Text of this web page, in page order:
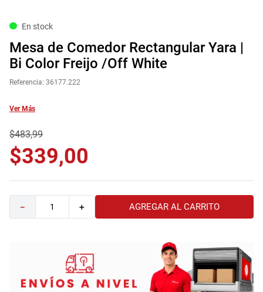
En stock
Mesa de Comedor Rectangular Yara |
Bi Color Freijo /Off White
Referencia: 36177.222
Ver Más
$483,99
$339,00
＋
－ AGREGAR AL CARRITO